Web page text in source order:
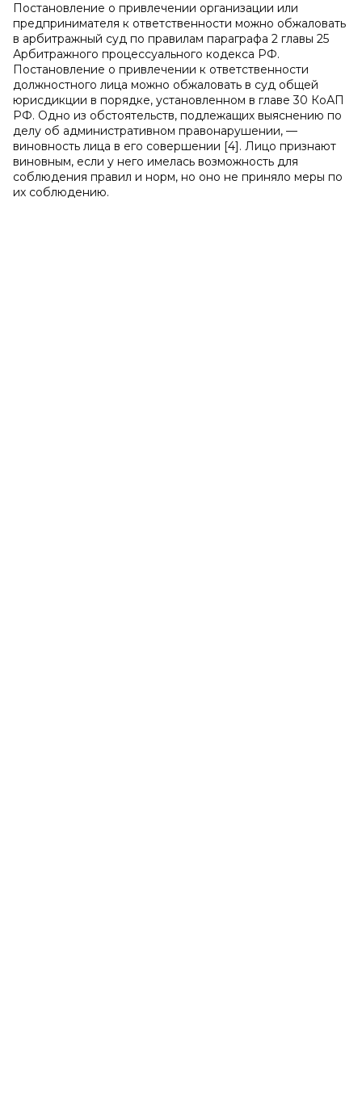
Постановление о привлечении организации или
предпринимателя к ответственности можно обжаловать
в арбитражный суд по правилам параграфа 2 главы 25
Арбитражного процессуального кодекса РФ.
Постановление о привлечении к ответственности
должностного лица можно обжаловать в суд общей
юрисдикции в порядке, установленном в главе 30 КоАП
РФ. Одно из обстоятельств, подлежащих выяснению по
делу об административном правонарушении, —
виновность лица в его совершении [4]. Лицо признают
виновным, если у него имелась возможность для
соблюдения правил и норм, но оно не приняло меры по
их соблюдению.